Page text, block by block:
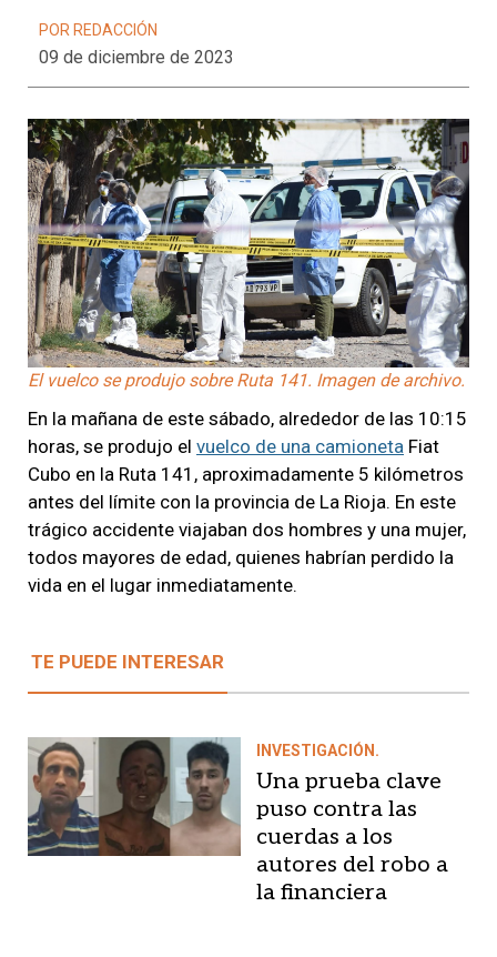
POR REDACCIÓN
09 de diciembre de 2023
El vuelco se produjo sobre Ruta 141. Imagen de archivo.
En la mañana de este sábado, alrededor de las 10:15
horas, se produjo el vuelco de una camioneta Fiat
Cubo en la Ruta 141, aproximadamente 5 kilómetros
antes del límite con la provincia de La Rioja. En este
trágico accidente viajaban dos hombres y una mujer,
todos mayores de edad, quienes habrían perdido la
vida en el lugar inmediatamente.
TE PUEDE INTERESAR
INVESTIGACIÓN.
Una prueba clave
puso contra las
cuerdas a los
autores del robo a
la financiera